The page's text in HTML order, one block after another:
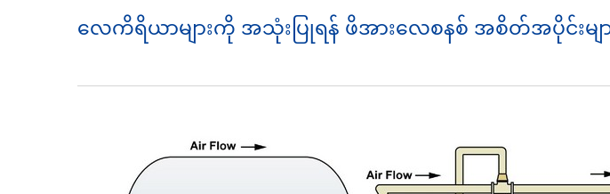
လေကိရိယာများကို အသုံးပြုရန် ဖိအားလေစနစ် အစိတ်အပိုင်းမျာ